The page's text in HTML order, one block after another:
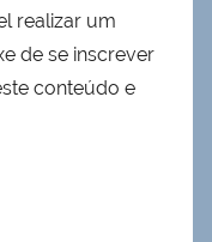
realizar um
de se inscrever
conteúdo e